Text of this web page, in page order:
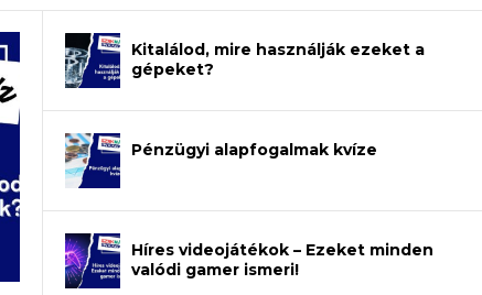
Kitalálod, mire használják ezeket a
gépeket?
Pénzügyi alapfogalmak kvíze
Híres videojátékok – Ezeket minden
valódi gamer ismeri!